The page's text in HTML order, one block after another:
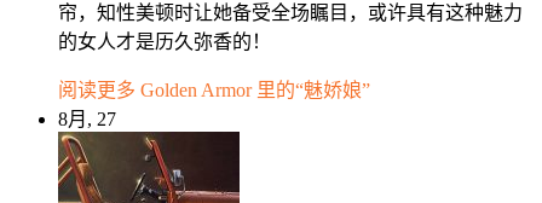
帘，知性美顿时让她备受全场瞩目，或许具有这种魅力
的女人才是历久弥香的！
阅读更多 Golden Armor 里的“魅娇娘”
8月, 27